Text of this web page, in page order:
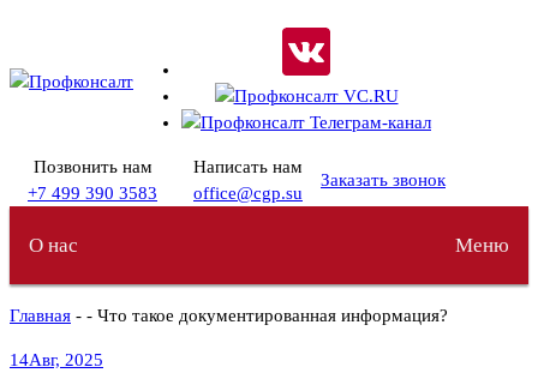
содержимому
Позвонить нам
+7 499 390 3583
Написать нам
office@cgp.su
Заказать звонок
О нас Меню
Главная - - Что такое документированная информация?
14Авг, 2025